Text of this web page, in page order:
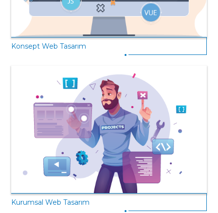
Konsept Web Tasarım
Kurumsal Web Tasarım